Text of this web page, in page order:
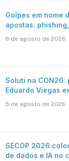
Golpes em nome
apostas:
6 de agosto de 2026
Soluti na CON26:
Eduardo Viegas
Contabilidade
5 de agosto de 2026
SECOP 2026
de dados e IA no